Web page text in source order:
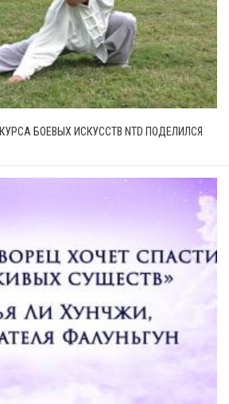
БОЕВЫХ ИСКУССТВ NTD ПОДЕЛИЛСЯ